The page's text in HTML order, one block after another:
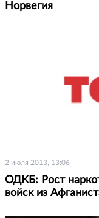
Норвегия
2 июля 2013, 13:06
ОДКБ: Рост
войск из